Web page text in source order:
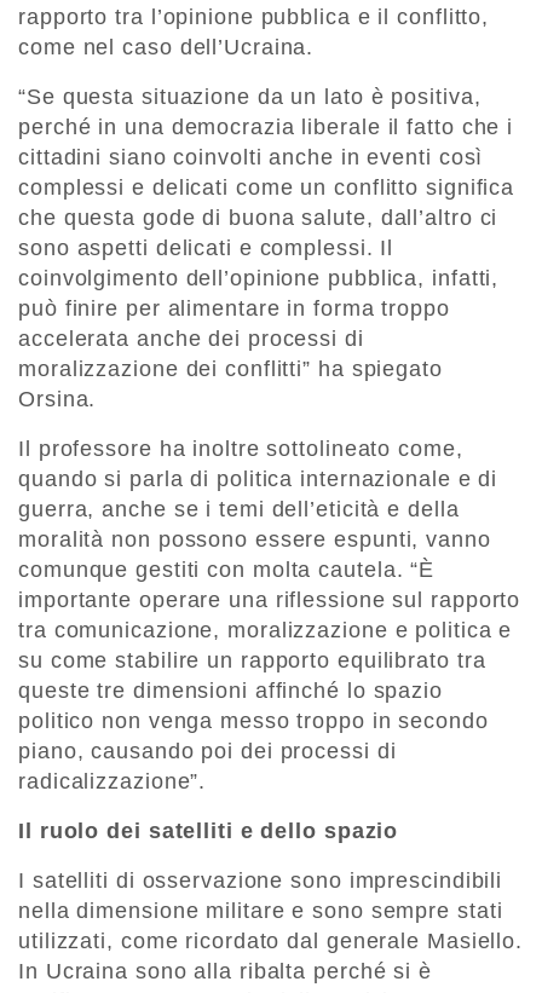
rapporto tra l’opinione pubblica e il conflitto,
come nel caso dell’Ucraina.
“Se questa situazione da un lato è positiva,
perché in una democrazia liberale il fatto che i
cittadini siano coinvolti anche in eventi così
complessi e delicati come un conflitto significa
che questa gode di buona salute, dall’altro ci
sono aspetti delicati e complessi. Il
coinvolgimento dell’opinione pubblica, infatti,
può finire per alimentare in forma troppo
accelerata anche dei processi di
moralizzazione dei conflitti” ha spiegato
Orsina.
Il professore ha inoltre sottolineato come,
quando si parla di politica internazionale e di
guerra, anche se i temi dell’eticità e della
moralità non possono essere espunti, vanno
comunque gestiti con molta cautela. “È
importante operare una riflessione sul rapporto
tra comunicazione, moralizzazione e politica e
su come stabilire un rapporto equilibrato tra
queste tre dimensioni affinché lo spazio
politico non venga messo troppo in secondo
piano, causando poi dei processi di
radicalizzazione”.
Il ruolo dei satelliti e dello spazio
I satelliti di osservazione sono imprescindibili
nella dimensione militare e sono sempre stati
utilizzati, come ricordato dal generale Masiello.
In Ucraina sono alla ribalta perché si è